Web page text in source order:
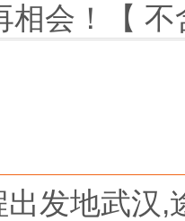
相会！【
出发地武汉,